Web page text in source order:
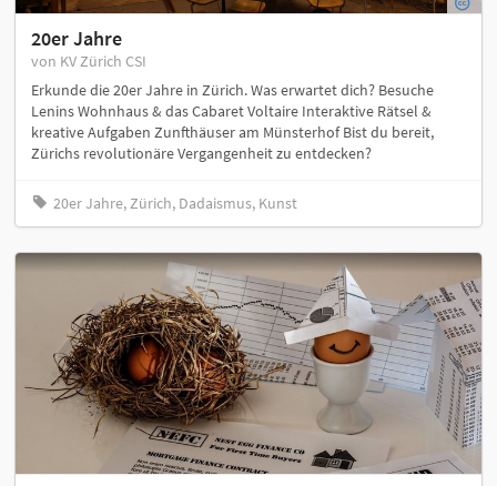
20er Jahre
von KV Zürich CSI
Erkunde die 20er Jahre in Zürich. Was erwartet dich? Besuche
Lenins Wohnhaus & das Cabaret Voltaire Interaktive Rätsel &
kreative Aufgaben Zunfthäuser am Münsterhof Bist du bereit,
Zürichs revolutionäre Vergangenheit zu entdecken?
20er Jahre, Zürich, Dadaismus, Kunst